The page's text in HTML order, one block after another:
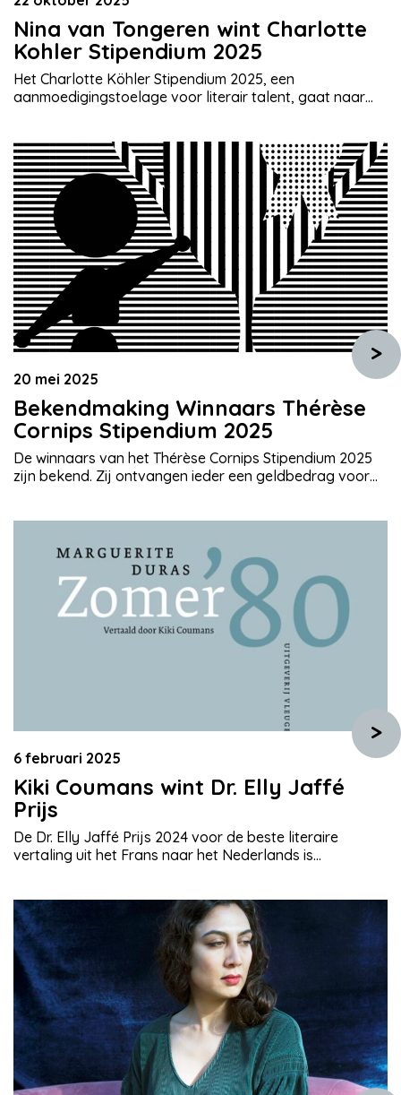
Nina van Tongeren wint Charlotte
Kohler Stipendium 2025
Het Charlotte Köhler Stipendium 2025, een
aanmoedigingstoelage voor literair talent, gaat naar
muziekpodium Splendor. Nina van Tongeren (1999)
studeerde in 2022 af aan de Hogeschool voor de
Kunsten Utrecht en verwierf een plek als dramaturge bij
jeugdtheater De Toneelmakerij. […]
>
20 mei 2025
Bekendmaking Winnaars Thérèse
Cornips Stipendium 2025
De winnaars van het Thérèse Cornips Stipendium 2025
zijn bekend. Zij ontvangen ieder een geldbedrag voor
Keuzeproces De jury heeft bij het voordragen van de
winnaars aan de Stichting Auteursprijzen gelet op welke
>
6 februari 2025
Kiki Coumans wint Dr. Elly Jaffé
Prijs
De Dr. Elly Jaffé Prijs 2024 voor de beste literaire
vertaling uit het Frans naar het Nederlands is
Zomer ’80 van Marguerite Duras dat in 2022 bij
uitgeverij Vleugels verscheen. De Dr. Elly Jaffé Prijs
bedraagt […]